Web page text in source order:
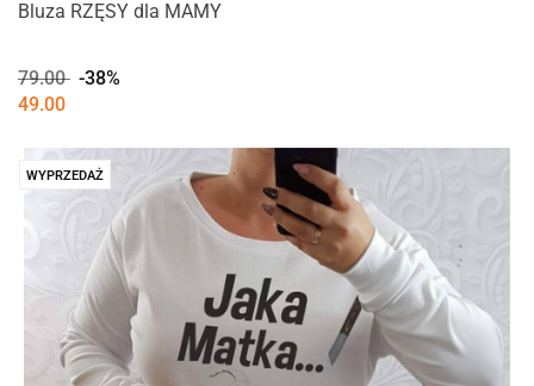
Bluza RZĘSY dla MAMY
79.00 -38%
49.00
WYPRZEDAŻ